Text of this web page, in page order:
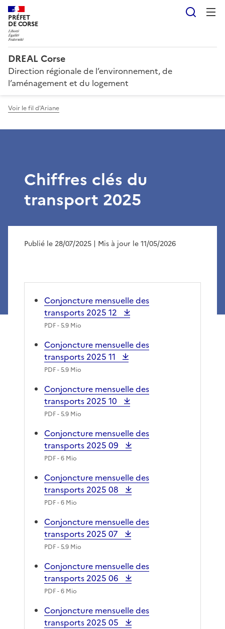
PRÉFET
DE CORSE
DREAL Corse
Direction régionale de l’environnement, de
l’aménagement et du logement
Voir le fil d'Ariane
Chiffres clés du
transport 2025
Publié le 28/07/2025 | Mis à jour le 11/05/2026
Conjoncture mensuelle des
transports 2025 12
PDF- 5.9 Mio
Conjoncture mensuelle des
transports 2025 11
PDF- 5.9 Mio
Conjoncture mensuelle des
transports 2025 10
PDF- 5.9 Mio
Conjoncture mensuelle des
transports 2025 09
PDF- 6 Mio
Conjoncture mensuelle des
transports 2025 08
PDF- 6 Mio
Conjoncture mensuelle des
transports 2025 07
PDF- 5.9 Mio
Conjoncture mensuelle des
transports 2025 06
PDF- 6 Mio
Conjoncture mensuelle des
transports 2025 05